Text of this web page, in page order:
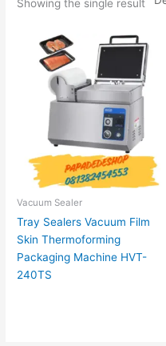
Showing the single result
Vacuum Sealer
Tray Sealers Vacuum Film
Skin Thermoforming
Packaging Machine HVT-
240TS